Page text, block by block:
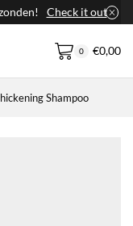
Check it out
0 €0,00
Shampoo